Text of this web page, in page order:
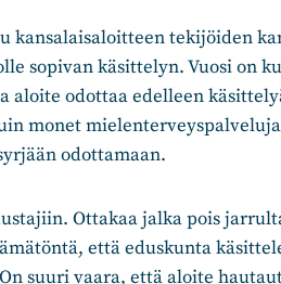
kansalaisaloitteen tekijöiden
sopivan käsittelyn. Vuosi on
aloite odottaa edelleen
monet
odottamaan.
Ottakaa jalka pois
että eduskunta
suuri vaara, että aloite